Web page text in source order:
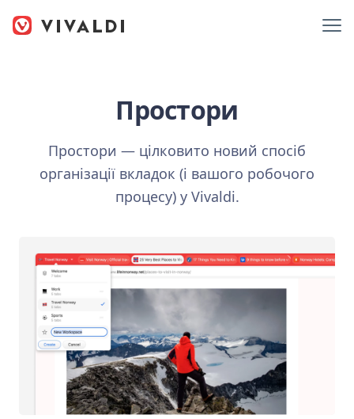
Простори
Простори — цілковито новий спосіб
організації вкладок (і вашого робочого
процесу) у Vivaldi.